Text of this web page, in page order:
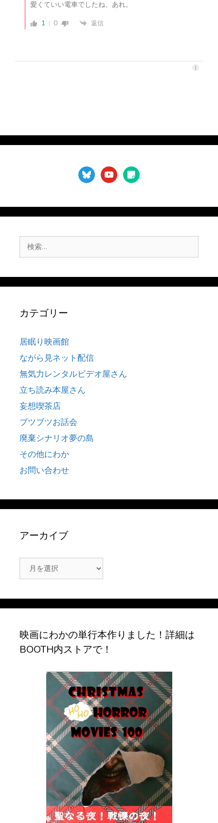
愛くていい電車でしたね、あれ。
1
0 返信
blueskyyoutubesticky-
note
索:
カテゴリー
居眠り映画館
ながら見ネット配信
無気力レンタルビデオ屋さん
立ち読み本屋さん
妄想喫茶店
ブツブツお話会
廃棄シナリオ夢の島
その他にわか
お問い合わせ
アーカイブ
ー
映画にわかの単行本作りました！詳細は
BOOTH内ストアで！